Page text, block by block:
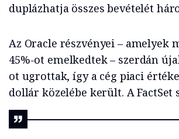
duplázhatja összes bevételét
Az Oracle részvényei – amelyek
45%-ot emelkedtek – szerdán
ot ugrottak, így a cég piaci
dollár közelébe került. A FactSet